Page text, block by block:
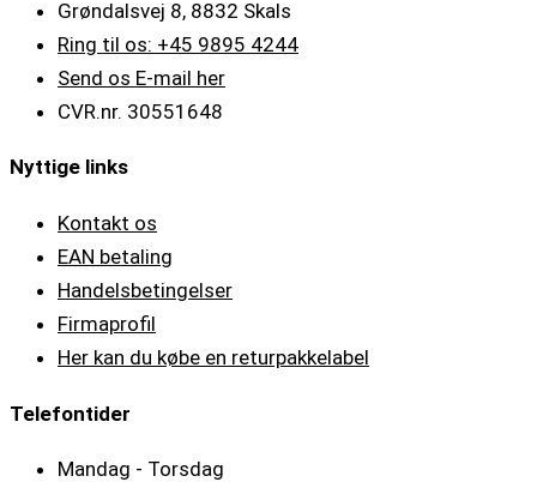
Grøndalsvej 8, 8832 Skals
Ring til os: +45 9895 4244
Send os E-mail her
CVR.nr. 30551648
Nyttige links
Kontakt os
EAN betaling
Handelsbetingelser
Firmaprofil
Her kan du købe en returpakkelabel
Telefontider
Mandag - Torsdag